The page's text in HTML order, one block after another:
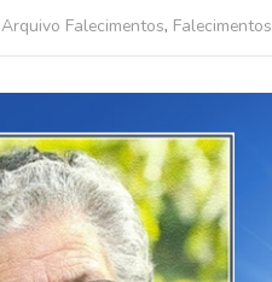
Arquivo Falecimentos, Falecimentos